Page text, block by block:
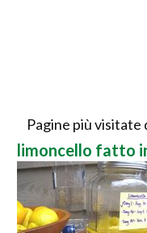
Pagine più visitate
limoncello fatto